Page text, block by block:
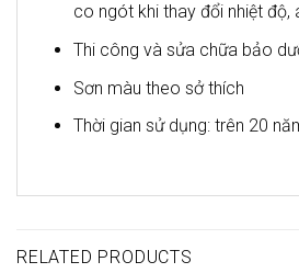
co ngót khi thay đổi nhiệt độ,
Thi công và sửa chữa bảo
Sơn màu theo sở thích
Thời gian sử dụng: trên 20
RELATED PRODUCTS